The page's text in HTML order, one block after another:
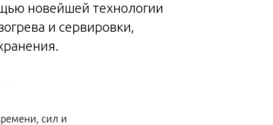
новейшей технологии
и сервировки,
сил и